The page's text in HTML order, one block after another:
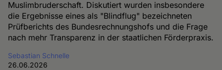
Muslimbruderschaft. Diskutiert wurden insbesondere
die Ergebnisse eines als "Blindflug" bezeichneten
Prüfberichts des Bundesrechnungshofs und die Frage
nach mehr Transparenz in der staatlichen Förderpraxis.
Sebastian Schnelle
26.06.2026